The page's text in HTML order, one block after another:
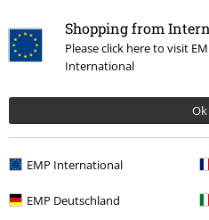
Shopping from
Please click here to visit
International
Ok
EMP International
EMP Deutschland
Kommentar jetzt abschicken!
Anja E.
87 Bewertungen
Geschrieben
Körpergröße in
Gekaufte
Ok